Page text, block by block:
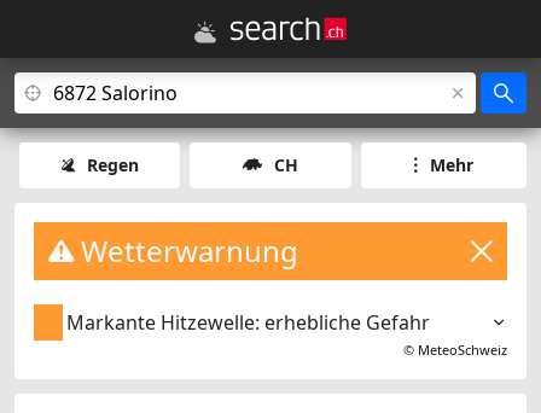
Regen CH Mehr
Wetterwarnung
Markante Hitzewelle: erhebliche Gefahr
© MeteoSchweiz